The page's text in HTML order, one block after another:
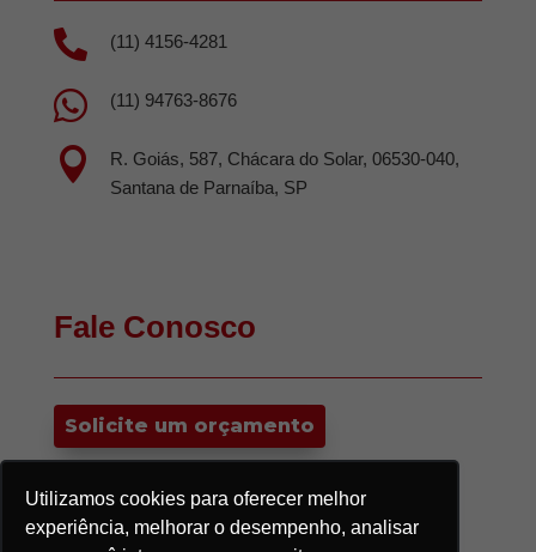
Utilizamos cookies para oferecer melhor
experiência, melhorar o desempenho, analisar
 (11) 4156-4281
 (11) 94763-8676

R. Goiás, 587, Chácara do Solar, 06530-040,
Santana de Parnaíba, SP
Fale Conosco
Solicite um orçamento